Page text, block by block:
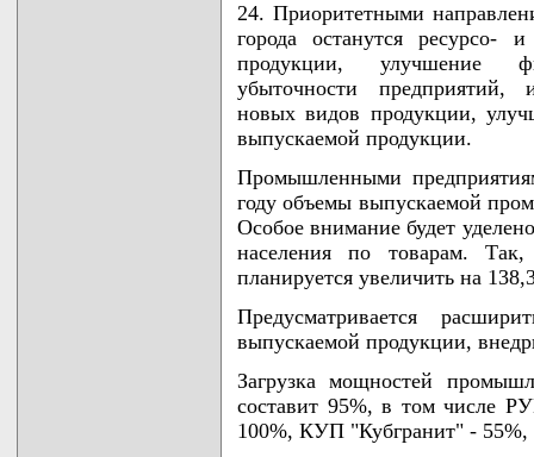
24. Приоритетными
города останутся ресурсо-
продукции, улучшение
убыточности предприятий,
новых видов продукции,
выпускаемой продукции.
Промышленными
году объемы выпускаемой
Особое внимание будет
населения по товарам. Так,
планируется увеличить на
Предусматривается
выпускаемой продукции,
Загрузка мощностей
составит 95%, в том числе
100%, КУП "Кубгранит" -